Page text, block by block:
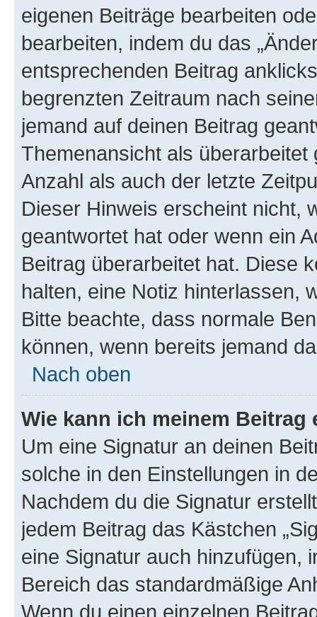
eigenen Beiträge bearbeiten
bearbeiten, indem du das
entsprechenden Beitrag
begrenzten Zeitraum nach
jemand auf deinen Beitrag
Themenansicht als
Anzahl als auch der letzte
Dieser Hinweis erscheint nicht,
geantwortet hat oder wenn ein
Beitrag überarbeitet hat. Diese
halten, eine Notiz hinterlassen,
Bitte beachte, dass normale
können, wenn bereits jemand
Nach oben
Wie kann ich meinem
Um eine Signatur an deinen
solche in den Einstellungen in
Nachdem du die Signatur
jedem Beitrag das Kästchen
eine Signatur auch hinzufügen,
Bereich das standardmäßige
Wenn du einen einzelnen